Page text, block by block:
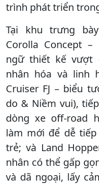
trình phát triển
Tại khu trưng
Corolla Concept
ngữ thiết kế vượt
nhân hóa và linh
Cruiser FJ – biểu
do & Niềm vui),
dòng xe off-road
làm mới để dễ
trẻ; và Land
nhân có thể gấp
và dã ngoại, lấy